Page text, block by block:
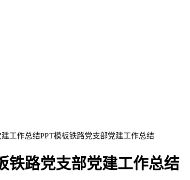
工作总结PPT模板铁路党支部党建工作总结
铁路党支部党建工作总结